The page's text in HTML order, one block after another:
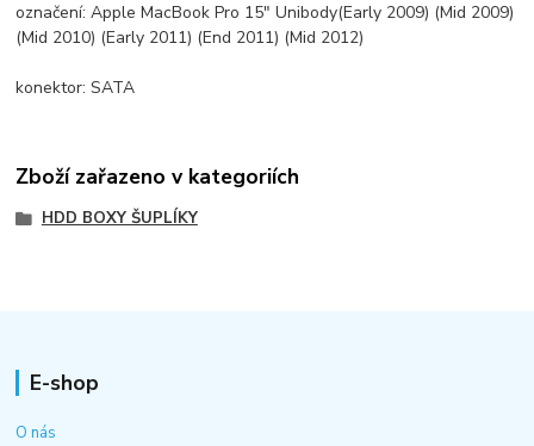
označení: Apple MacBook Pro 15" Unibody(Early 2009) (Mid 2009)
(Mid 2010) (Early 2011) (End 2011) (Mid 2012)
konektor: SATA
Zboží zařazeno v kategoriích
HDD BOXY ŠUPLÍKY
E-shop
O nás